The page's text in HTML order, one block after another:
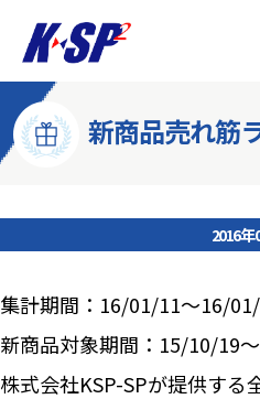
新商品売れ筋
2016年
集計期間：16/01/11～16/
新商品対象期間：15/10/19
株式会社KSP-SPが提供する